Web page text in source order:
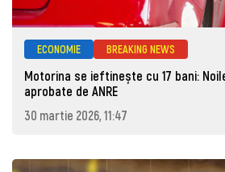
ECONOMIE BREAKING NEWS
Motorina se ieftinește cu 17 bani:
aprobate de ANRE
30 martie 2026, 11:47